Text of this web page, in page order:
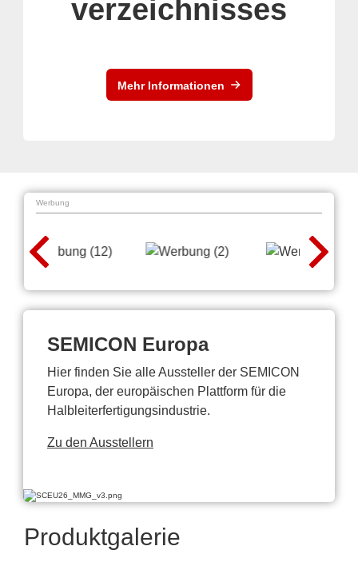
verzeichnisses
Mehr Informationen
Werbung
SEMICON Europa
Hier finden Sie alle Aussteller der SEMICON
Europa, der europäischen Plattform für die
Halbleiterfertigungsindustrie.
Zu den Ausstellern
Produktgalerie